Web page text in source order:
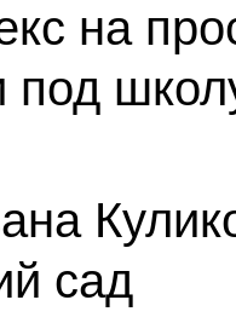
на
под
сад